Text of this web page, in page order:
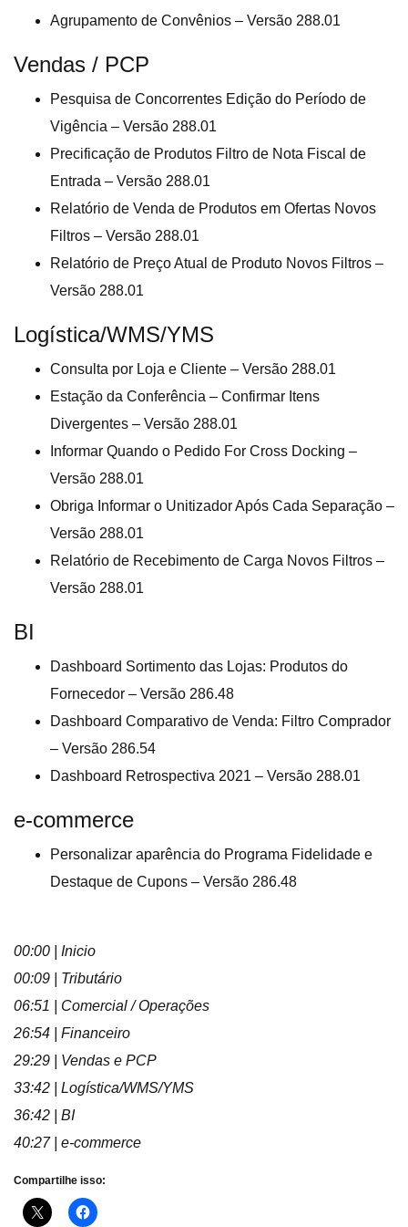
Agrupamento de Convênios – Versão 288.01
Vendas / PCP
Pesquisa de Concorrentes Edição do Período de
Vigência – Versão 288.01
Precificação de Produtos Filtro de Nota Fiscal de
Entrada – Versão 288.01
Relatório de Venda de Produtos em Ofertas Novos
Filtros – Versão 288.01
Relatório de Preço Atual de Produto Novos Filtros –
Versão 288.01
Logística/WMS/YMS
Consulta por Loja e Cliente – Versão 288.01
Estação da Conferência – Confirmar Itens
Divergentes – Versão 288.01
Informar Quando o Pedido For Cross Docking –
Versão 288.01
Obriga Informar o Unitizador Após Cada Separação –
Versão 288.01
Relatório de Recebimento de Carga Novos Filtros –
Versão 288.01
BI
Dashboard Sortimento das Lojas: Produtos do
Fornecedor – Versão 286.48
Dashboard Comparativo de Venda: Filtro Comprador
– Versão 286.54
Dashboard Retrospectiva 2021 – Versão 288.01
e-commerce
Personalizar aparência do Programa Fidelidade e
Destaque de Cupons – Versão 286.48
00:00 | Inicio
00:09 | Tributário
06:51 | Comercial / Operações
26:54 | Financeiro
29:29 | Vendas e PCP
33:42 | Logística/WMS/YMS
36:42 | BI
40:27 | e-commerce
Compartilhe isso: